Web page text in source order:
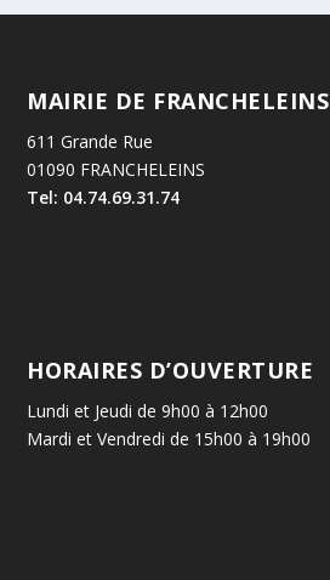
MAIRIE DE FRANCHELEINS
611 Grande Rue
01090 FRANCHELEINS
Tel: 04.74.69.31.74
HORAIRES D’OUVERTURE
Lundi et Jeudi de 9h00 à 12h00
Mardi et Vendredi de 15h00 à 19h00